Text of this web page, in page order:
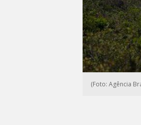
(Foto: Agência